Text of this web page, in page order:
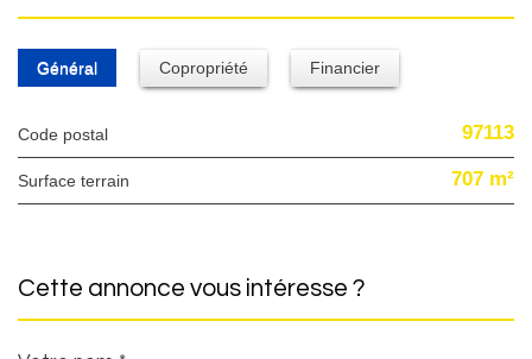
Général Copropriété Financier
Code postal 97113
surface terrain 707 m²
cette annonce vous intéresse ?